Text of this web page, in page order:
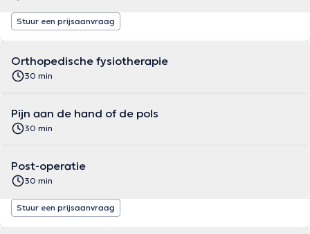
Stuur een prijsaanvraag
Orthopedische fysiotherapie
30 min
Pijn aan de hand of de pols
30 min
Post-operatie
30 min
Stuur een prijsaanvraag